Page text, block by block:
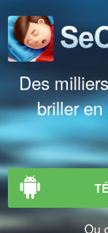
Des
briller en
Ou